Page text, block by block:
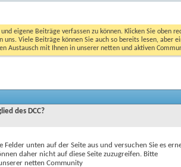
eigene Beiträge verfassen zu können. Klicken Sie oben
uns. Viele Beiträge können Sie auch so bereits lesen, aber
Austausch mit Ihnen in unserer netten und aktiven
des DCC?
Felder unten auf der Seite aus und versuchen Sie es
daher nicht auf diese Seite zuzugreifen. Bitte
netten Community